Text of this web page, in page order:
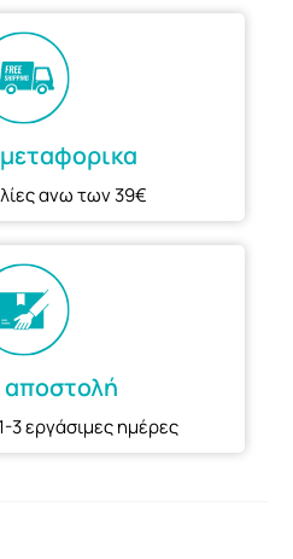
ανω των 39€
εργάσιμες ημέρες